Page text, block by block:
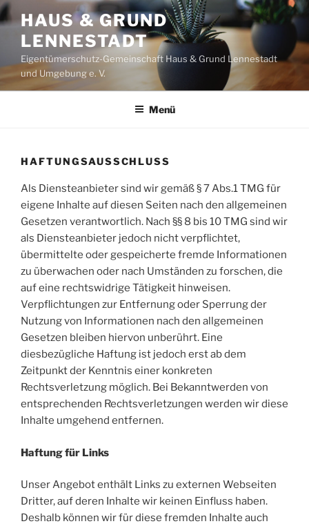
Zum
Inhalt
springen
HAUS & GRUND
LENNESTADT
Eigentümerschutz-Gemeinschaft Haus & Grund Lennestadt
und Umgebung e. V.
Menü
HAFTUNGSAUSSCHLUSS
Als Diensteanbieter sind wir gemäß § 7 Abs.1 TMG für
eigene Inhalte auf diesen Seiten nach den allgemeinen
Gesetzen verantwortlich. Nach §§ 8 bis 10 TMG sind wir
als Diensteanbieter jedoch nicht verpflichtet,
übermittelte oder gespeicherte fremde Informationen
zu überwachen oder nach Umständen zu forschen, die
auf eine rechtswidrige Tätigkeit hinweisen.
Verpflichtungen zur Entfernung oder Sperrung der
Nutzung von Informationen nach den allgemeinen
Gesetzen bleiben hiervon unberührt. Eine
diesbezügliche Haftung ist jedoch erst ab dem
Zeitpunkt der Kenntnis einer konkreten
Rechtsverletzung möglich. Bei Bekanntwerden von
entsprechenden Rechtsverletzungen werden wir diese
Inhalte umgehend entfernen.
Haftung für Links
Unser Angebot enthält Links zu externen Webseiten
Dritter, auf deren Inhalte wir keinen Einfluss haben.
Deshalb können wir für diese fremden Inhalte auch